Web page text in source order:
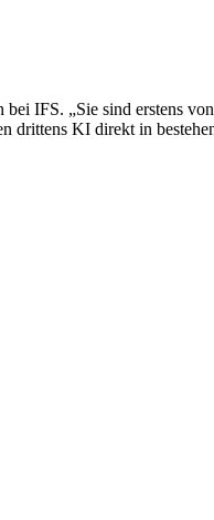
IFS. „Sie sind erstens
drittens KI direkt in